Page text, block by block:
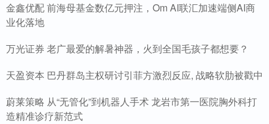
金鑫优配 前海母基金数亿元押注，Om AI联汇加速端侧AI商
业化落地
万光证券 老广最爱的解暑神器，火到全国毛孩子都想要？
天盈资本 巴丹群岛主权研讨引菲方激烈反应, 战略软肋被戳中
蔚莱策略 从“无管化”到机器人手术 龙岩市第一医院胸外科打
造精准诊疗新范式‌